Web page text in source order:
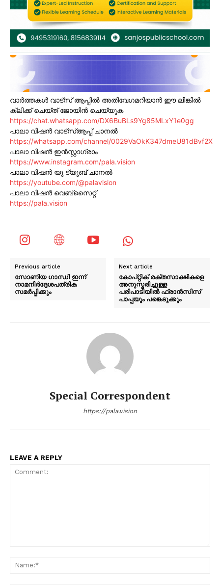
വാർത്തകൾ വാട്സ് ആപ്പിൽ അതിവേഗമറിയാൻ ഈ ലിങ്കിൽ
ക്ലിക്ക് ചെയ്ത് ജോയിൻ ചെയ്യുക
https://chat.whatsapp.com/DX6BuBLs9Yg85MLxY1e0gg
പാലാ വിഷൻ വാട്സ്ആപ്പ് ചാനൽ
https://whatsapp.com/channel/0029VaOkK347dmeU81dBvf2X
പാലാ വിഷൻ ഇൻസ്റ്റാഗ്രാം
https://www.instagram.com/pala.vision
പാലാ വിഷൻ യൂ ട്യൂബ് ചാനൽ
https://youtube.com/@palavision
പാലാ വിഷൻ വെബ്സൈറ്റ്
https://pala.vision
Previous article
സോണിയ ഗാന്ധി ഇന്ന്
നാമനിർദ്ദേശപത്രിക
സമർപ്പിക്കും
Next article
കോപ്റ്റിക് രക്തസാക്ഷികളെ
അനുസ്മരിച്ചുള്ള
പരിപാടിയില്‍ ഫ്രാന്‍സിസ്
പാപ്പയും പങ്കെടുക്കും
Special Correspondent
https://pala.vision
LEAVE A REPLY